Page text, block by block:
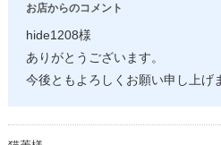
お店からのコメント
hide1208様
ありがとうございます。
今後ともよろしくお願い申し上げ